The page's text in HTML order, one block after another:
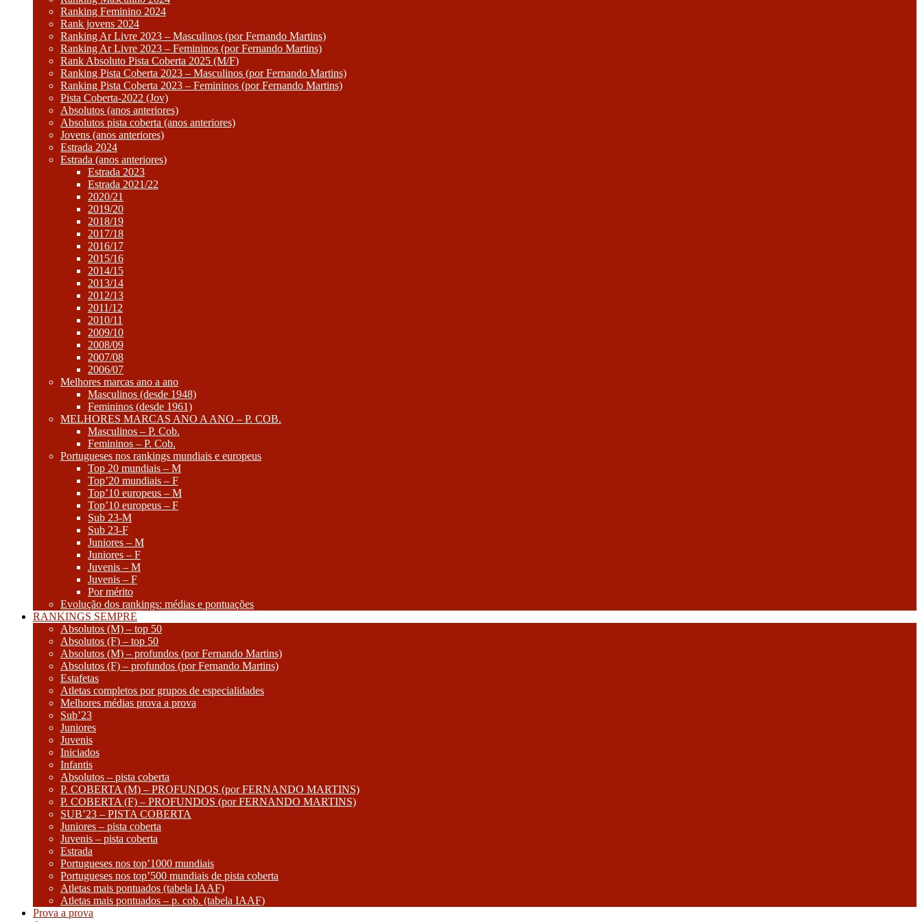
Ranking Feminino 2024
Rank jovens 2024
Ranking Ar Livre 2023 – Masculinos (por Fernando Martins)
Ranking Ar Livre 2023 – Femininos (por Fernando Martins)
Rank Absoluto Pista Coberta 2025 (M/F)
Ranking Pista Coberta 2023 – Masculinos (por Fernando Martins)
Ranking Pista Coberta 2023 – Femininos (por Fernando Martins)
Pista Coberta-2022 (Jov)
Absolutos (anos anteriores)
Absolutos pista coberta (anos anteriores)
Jovens (anos anteriores)
Estrada 2024
Estrada (anos anteriores)
Estrada 2023
Estrada 2021/22
2020/21
2019/20
2018/19
2017/18
2016/17
2015/16
2014/15
2013/14
2012/13
2011/12
2010/11
2009/10
2008/09
2007/08
2006/07
Melhores marcas ano a ano
Masculinos (desde 1948)
Femininos (desde 1961)
MELHORES MARCAS ANO A ANO – P. COB.
Masculinos – P. Cob.
Femininos – P. Cob.
Portugueses nos rankings mundiais e europeus
Top 20 mundiais – M
Top’20 mundiais – F
Top’10 europeus – M
Top’10 europeus – F
Sub 23-M
Sub 23-F
Juniores – M
Juniores – F
Juvenis – M
Juvenis – F
Por mérito
Evolução dos rankings: médias e pontuações
RANKINGS SEMPRE
Absolutos (M) – top 50
Absolutos (F) – top 50
Absolutos (M) – profundos (por Fernando Martins)
Absolutos (F) – profundos (por Fernando Martins)
Estafetas
Atletas completos por grupos de especialidades
Melhores médias prova a prova
Sub’23
Juniores
Juvenis
Iniciados
Infantis
Absolutos – pista coberta
P. COBERTA (M) – PROFUNDOS (por FERNANDO MARTINS)
P. COBERTA (F) – PROFUNDOS (por FERNANDO MARTINS)
SUB’23 – PISTA COBERTA
Juniores – pista coberta
Juvenis – pista coberta
Estrada
Portugueses nos top’1000 mundiais
Portugueses nos top’500 mundiais de pista coberta
Atletas mais pontuados (tabela IAAF)
Atletas mais pontuados – p. cob. (tabela IAAF)
Prova a prova